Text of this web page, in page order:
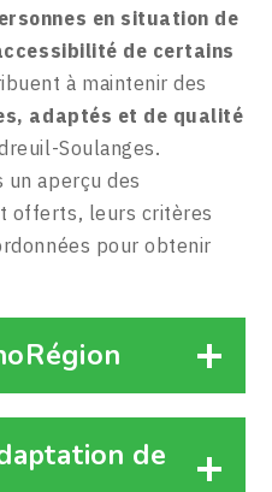
en situation de
de certains
à maintenir des
adaptés et de qualité
Soulanges.
un aperçu des
offerts, leurs critères
pour obtenir
de